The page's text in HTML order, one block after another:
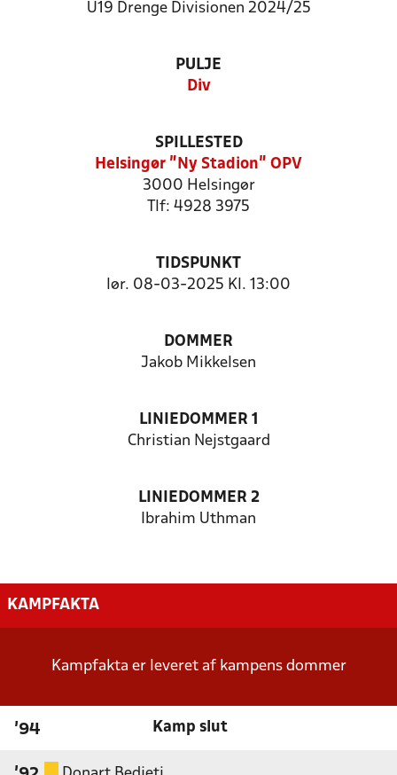
U19 Drenge Divisionen 2024/25
PULJE
Div
SPILLESTED
Helsingør "Ny Stadion" OPV
3000 Helsingør
Tlf: 4928 3975
TIDSPUNKT
lør. 08-03-2025 Kl. 13:00
DOMMER
Jakob Mikkelsen
LINIEDOMMER 1
Christian Nejstgaard
LINIEDOMMER 2
Ibrahim Uthman
KAMPFAKTA
Kampfakta er leveret af kampens dommer
'94 Kamp slut